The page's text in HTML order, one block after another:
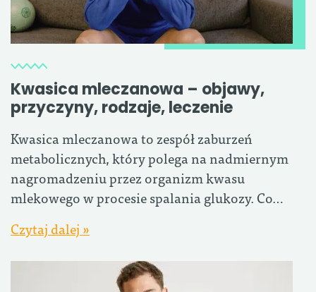
Kwasica mleczanowa – objawy,
przyczyny, rodzaje, leczenie
Kwasica mleczanowa to zespół zaburzeń
metabolicznych, który polega na nadmiernym
nagromadzeniu przez organizm kwasu
mlekowego w procesie spalania glukozy. Co…
Czytaj dalej »